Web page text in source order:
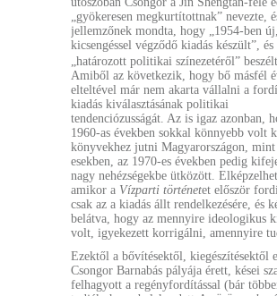
„gyökeresen megkurtítottnak” nevezte,
jellemzőnek mondta, hogy „1954-ben
kicsengéssel végződő kiadás készült”, és
„határozott politikai színezetéről” beszélt.
Amiből az következik, hogy bő másfél
elteltével már nem akarta vállalni a
kiadás kiválasztásának politikai
tendenciózusságát. Az is igaz azonban,
1960-as években sokkal könnyebb volt
könyvekhez jutni Magyarországon, mint
esekben, az 1970-es években pedig
nagy nehézségekbe ütközött.
amikor a Vízparti történetet először
csak az a kiadás állt rendelkezésére, és
belátva, hogy az mennyire ideologikus
volt, igyekezett korrigálni, amennyire
Ezektől a bővítésektől, kiegészítésektől
Csongor Barnabás pályája érett, kései
felhagyott a regényfordítással (bár